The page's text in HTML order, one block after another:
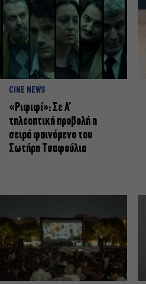
CINE NEWS
«Ριφιφί»: Σε Α’
τηλεοπτική προβολή η
σειρά φαινόμενο του
Σωτήρη Τσαφούλια